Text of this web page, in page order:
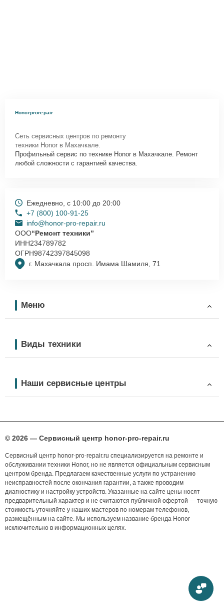
Honorprorepair
Сеть сервисных центров по ремонту
техники Honor в Махачкале.
Профильный сервис по технике Honor в Махачкале. Ремонт
любой сложности с гарантией качества.
г. Махачкала просп. Имама Шамиля, 71
Ежедневно, с 10:00 до 20:00
+7 (800) 100-91-25
info@honor-pro-repair.ru
ООО“Ремонт техники”
ИНН234789782
ОГРН98742397845098
Меню
Виды техники
Наши сервисные центры
© 2026 — Сервисный центр honor-pro-repair.ru
Сервисный центр honor-pro-repair.ru специализируется на ремонте и
обслуживании техники Honor, но не является официальным сервисным
центром бренда. Предлагаем качественные услуги по устранению
неисправностей после окончания гарантии, а также проводим
диагностику и настройку устройств. Указанные на сайте цены носят
предварительный характер и не считаются публичной офертой — точную
стоимость уточняйте у наших мастеров по номерам телефонов,
размещённым на сайте. Мы используем название бренда Honor
исключительно в информационных целях.